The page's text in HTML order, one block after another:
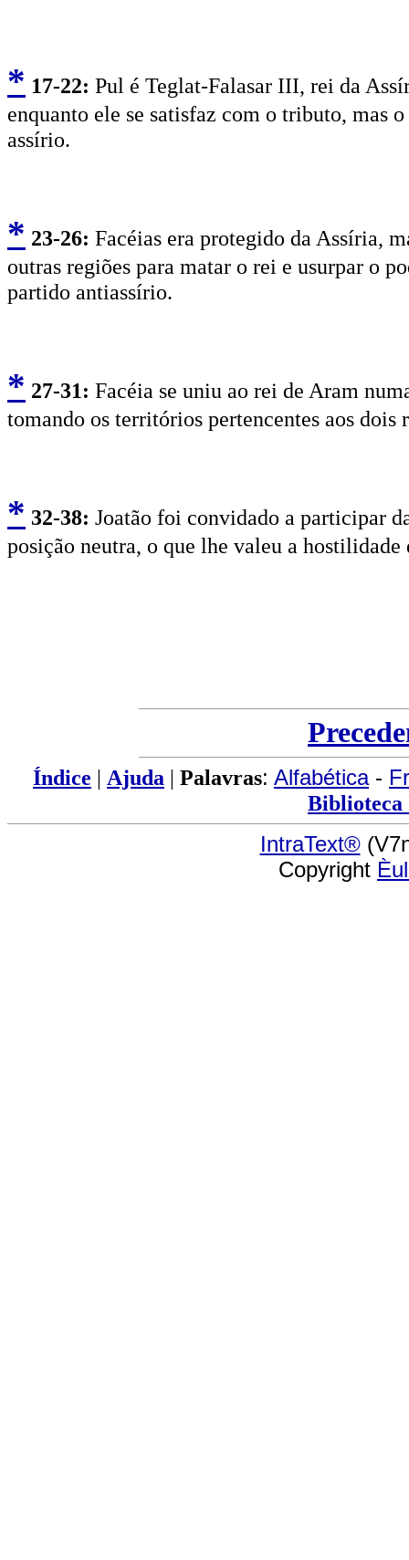
* 17-22: Pul é Teglat-Falasar III, rei da
enquanto ele se satisfaz com o tributo, mas
assírio.
* 23-26: Facéias era protegido da Assíria,
outras regiões para matar o rei e usurpar o
partido antiassírio.
* 27-31: Facéia se uniu ao rei de Aram
tomando os territórios pertencentes aos dois
* 32-38: Joatão foi convidado a participar
posição neutra, o que lhe valeu a hostilidade
Índice | Ajuda | Palavras: Alfabética-
IntraText®
Copyright